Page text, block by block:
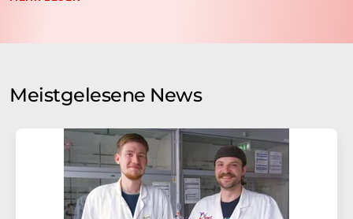
auf Basis unserer
. LUMITOS darf
Meinungsforschung per E-Mail kontaktieren. Ihre
Einwilligung können Sie jederzeit ohne Angabe von
Str. 2, 12489 Berlin oder per E-Mail unter
widerruf@lumitos.commit Wirkung für die Zukunft
widerrufen. Zudem ist in jeder E-Mail ein Link zur
Abbestellung des entsprechenden Newsletters
enthalten.
Meistgelesene News